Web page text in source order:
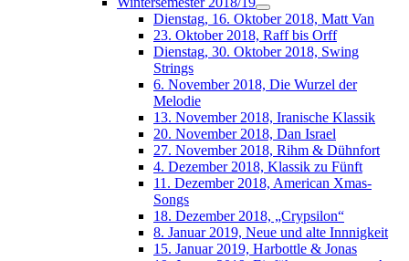
Dienstag, 16. Oktober 2018, Matt Van
23. Oktober 2018, Raff bis Orff
Dienstag, 30. Oktober 2018, Swing
Strings
6. November 2018, Die Wurzel der
Melodie
13. November 2018, Iranische Klassik
20. November 2018, Dan Israel
27. November 2018, Rihm & Dühnfort
4. Dezember 2018, Klassik zu Fünft
11. Dezember 2018, American Xmas-
Songs
18. Dezember 2018, „Crypsilon“
8. Januar 2019, Neue und alte Innnigkeit
15. Januar 2019, Harbottle & Jonas